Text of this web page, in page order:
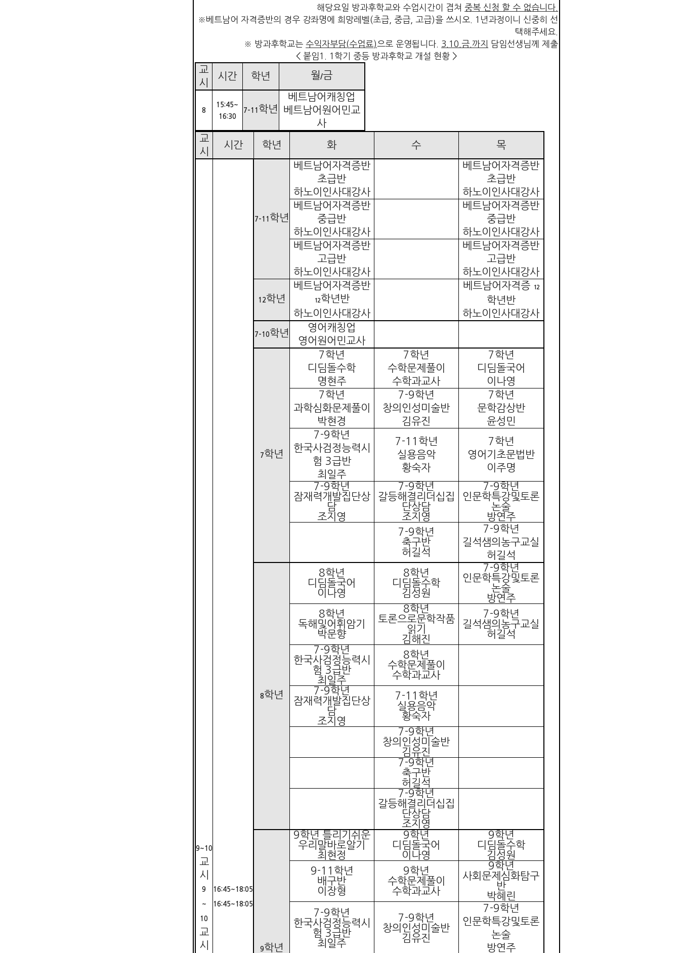
해당요일 방과후학교와 수업시간이 겹쳐중복 신청 할 수 없습니다
※베트남어 자격증반의 경우 강좌명에 희망레벨(초급 ,중급 고급)을 쓰시오 . 1 년과정이니 신중히 선
택해주세요
※ 방과후학교는수익자부담(수업료 ) 으로 운영됩니다 3.10.금 까지
담임선생님께 제출
< 붙임1. 1 학기 중등 방과후학교 개설 현황 >
교
시
시간 학년 월/금
8
15:45~
16:30
7-11 학년
베트남어캐칭업
베트남어원어민교
사
교
시
시간 학년 화 수 목
9~10
교
시
9
~
10
교
시
16:45~18:05
16:45~18:05
7-11 학년
베트남어자격증반
초급반
하노이인사대강사
베트남어자격증반
초급반
하노이인사대강사
베트남어자격증반
중급반
하노이인사대강사
베트남어자격증반
중급반
하노이인사대강사
베트남어자격증반
고급반
하노이인사대강사
베트남어자격증반
고급반
하노이인사대강사
12학년
베트남어자격증반
12학년반
하노이인사대강사
베트남어자격증 12
학년반
하노이인사대강사
7-10학년
영어캐칭업
영어원어민교사
7학년
7학년
디딤돌수학
명현주
7학년
수학문제풀이
수학과교사
7학년
디딤돌국어
이나영
7학년
과학심화문제풀이
박현경
7-9학년
창의인성미술반
김유진
7학년
문학감상반
윤성민
7-9학년
한국사검정능력시
험 3급반
최일주
7-11 학년
실용음악
황숙자
7학년
영어기초문법반
이주명
7-9학년
잠재력개발집단상
담
조지영
7-9학년
갈등해결리더십집
단상담
조지영
7-9학년
인문학특강및토론
논술
방연주
7-9학년
축구반
허길석
7-9학년
길석샘의농구교실
허길석
8학년
8학년
디딤돌국어
이나영
8학년
디딤돌수학
김성원
7-9학년
인문학특강및토론
논술
방연주
8학년
독해및어휘암기
박문향
8학년
토론으로문학작품
읽기
김해진
7-9학년
길석샘의농구교실
허길석
7-9학년
한국사검정능력시
험 3급반
최일주
8학년
수학문제풀이
수학과교사
7-9학년
잠재력개발집단상
담
조지영
7-11 학년
실용음악
황숙자
7-9학년
창의인성미술반
김유진
7-9학년
축구반
허길석
7-9학년
갈등해결리더십집
단상담
조지영
9학년
9학년 틀리기쉬운
우리말바로알기
최현정
9학년
디딤돌국어
이나영
9학년
디딤돌수학
김성원
9-11 학년
배구반
이장형
9학년
수학문제풀이
수학과교사
9학년
사회문제심화탐구
반
박혜린
7-9학년
한국사검정능력시
험 3급반
최일주
7-9학년
창의인성미술반
김유진
7-9학년
인문학특강및토론
논술
방연주